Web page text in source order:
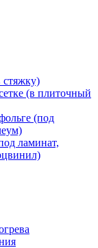
(в плиточный
(под
ламинат,